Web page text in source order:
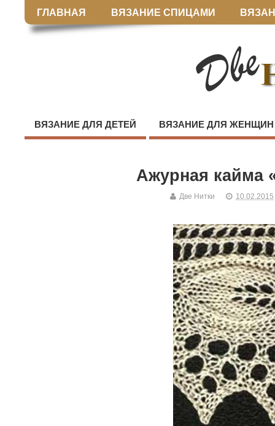
ГЛАВНАЯ ВЯЗАНИЕ СПИЦАМИ
ВЯЗАНИЕ ДЛЯ ДЕТЕЙ ВЯЗАНИЕ ДЛЯ ЖЕНЩИН
Ажурная кайма
Две Нитки 10.02.2015